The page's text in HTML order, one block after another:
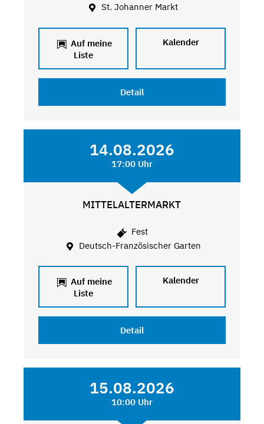
St. Johanner Markt
Auf meine
Liste
Kalender
Detail
14.08.2026
17:00 Uhr
MITTELALTERMARKT
Fest
Deutsch-Französischer Garten
Auf meine
Liste
Kalender
Detail
15.08.2026
10:00 Uhr